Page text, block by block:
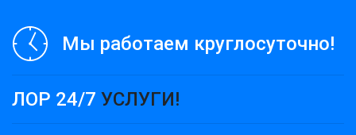
Мы работаем круглосуточно!
ЛОР 24/7 УСЛУГИ!